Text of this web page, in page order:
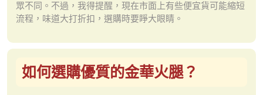
眾不同。不過，我得提醒，現在市面上有些便宜貨可能縮短
流程，味道大打折扣，選購時要睜大眼睛。
如何選購優質的金華火腿？